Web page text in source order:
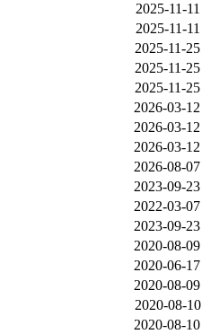
2025-11-
2025-11-
2025-11-
2025-11-
2025-11-
2026-03-
2026-03-
2026-03-
2026-08-
2023-09-
2022-03-
2023-09-
2020-08-
2020-06-
2020-08-
2020-08-
2020-08-